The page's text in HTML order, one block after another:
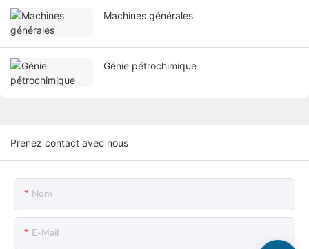
Machines générales
Génie pétrochimique
Prenez contact avec nous
Nom
E-Mail